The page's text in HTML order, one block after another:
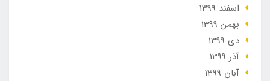
اسفند 1399
بهمن 1399
دی 1399
آذر 1399
آبان 1399